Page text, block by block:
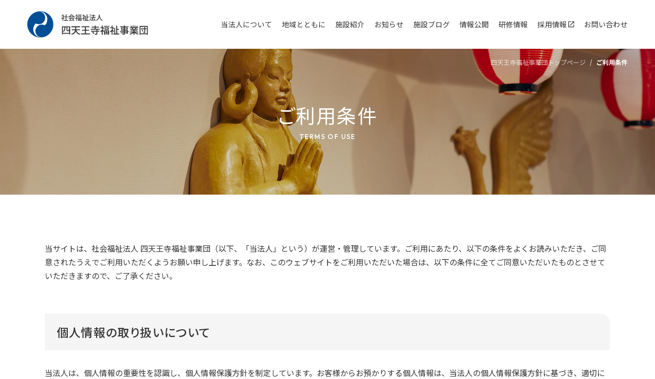
当法人について 地域とともに 施設紹介 お知らせ 施設ブログ 情報公開 研修情報 採用情報 お問い合わせ
四天王寺福祉事業団トップページ ご利用条件
ご利用条件
TERMS OF USE
当サイトは、社会福祉法人 四天王寺福祉事業団（以下、「当法人」という）が運営・管理しています。ご利用にあたり、以下の条件をよくお読みいただき、ご同
意されたうえでご利用いただくようお願い申し上げます。なお、このウェブサイトをご利用いただいた場合は、以下の条件に全てご同意いただいたものとさせて
いただきますので、ご了承ください。
個人情報の取り扱いについて
当法人は、個人情報の重要性を認識し、個人情報保護方針を制定しています。お客様からお預かりする個人情報は、当法人の個人情報保護方針に基づき、適切に